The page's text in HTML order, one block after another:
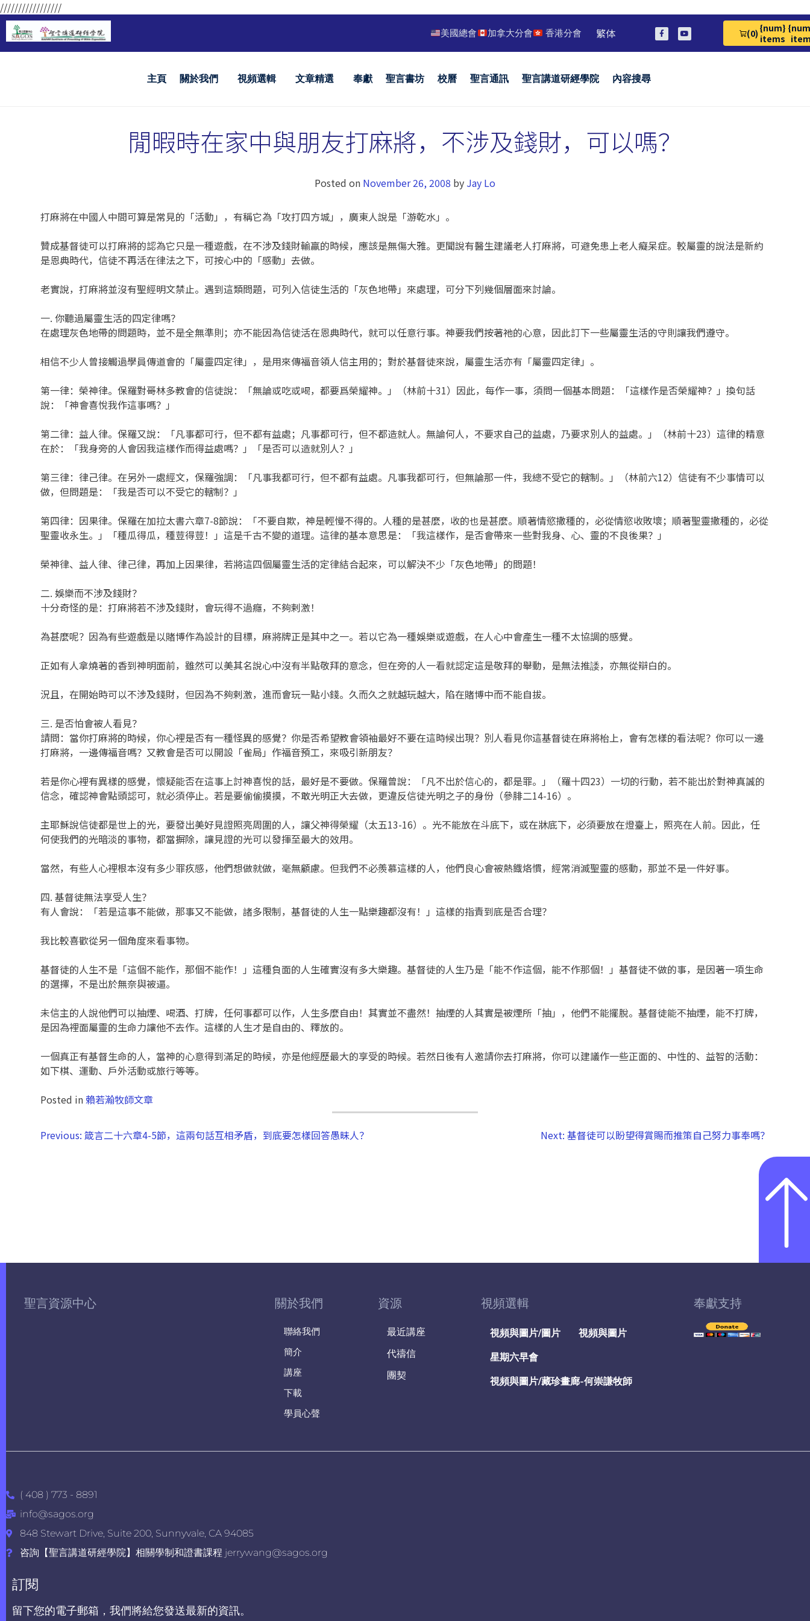
/////////////////
美國總會 加拿大分會 香港分會 繁体 (0)
View Cart 0
{num}
items
主頁 關於我們 視頻選輯 文章精選 奉獻 聖言書坊 校曆 聖言通訊 聖言講道研經學院 內容搜尋
閒暇時在家中與朋友打麻將，不涉及錢財，可以嗎？
Posted on November 26, 2008 by Jay Lo
打麻將在中國人中間可算是常見的「活動」，有稱它為「攻打四方城」，廣東人說是「游乾水」。
贊成基督徒可以打麻將的認為它只是一種遊戲，在不涉及錢財輸羸的時候，應該是無傷大雅。更聞說有醫生建議老人打麻將，可避免患上老人癡呆症。較屬靈的說法是新約
是恩典時代，信徒不再活在律法之下，可按心中的「感動」去做。
老實說，打麻將並沒有聖經明文禁止。遇到這類問題，可列入信徒生活的「灰色地帶」來處理，可分下列幾個層面來討論。
一. 你聽過屬靈生活的四定律嗎？
在處理灰色地帶的問題時，並不是全無準則；亦不能因為信徒活在恩典時代，就可以任意行事。神要我們按著祂的心意，因此訂下一些屬靈生活的守則讓我們遵守。
相信不少人曾接觸過學員傳道會的「屬靈四定律」，是用來傳福音領人信主用的；對於基督徒來說，屬靈生活亦有「屬靈四定律」。
第一律：榮神律。保羅對哥林多教會的信徒說：「無論或吃或喝，都要爲榮耀神。」（林前十31）因此，每作一事，須問一個基本問題：「這樣作是否榮耀神？」換句話
說：「神會喜悅我作這事嗎？」
第二律：益人律。保羅又說：「凡事都可行，但不都有益處；凡事都可行，但不都造就人。無論何人，不要求自己的益處，乃要求別人的益處。」（林前十23）這律的精意
在於：「我身旁的人會因我這樣作而得益處嗎？」「是否可以造就別人？」
第三律：律己律。在另外一處經文，保羅強調：「凡事我都可行，但不都有益處。凡事我都可行，但無論那一件，我總不受它的轄制。」（林前六12）信徒有不少事情可以
做，但問題是：「我是否可以不受它的轄制？」
第四律：因果律。保羅在加拉太書六章7-8節說：「不要自欺，神是輕慢不得的。人種的是甚麼，收的也是甚麼。順著情慾撒種的，必從情慾收敗壞；順著聖靈撒種的，必從
聖靈收永生。」「種瓜得瓜，種荳得荳！」這是千古不變的道理。這律的基本意思是：「我這樣作，是否會帶來一些對我身、心、靈的不良後果？」
榮神律、益人律、律己律，再加上因果律，若將這四個屬靈生活的定律結合起來，可以解決不少「灰色地帶」的問題！
二. 娛樂而不涉及錢財？
十分奇怪的是：打麻將若不涉及錢財，會玩得不過癮，不夠剌激！
為甚麼呢？因為有些遊戲是以賭博作為設計的目標，麻將牌正是其中之一。若以它為一種娛樂或遊戲，在人心中會產生一種不太協調的感覺。
正如有人拿燒著的香到神明面前，雖然可以美其名說心中沒有半點敬拜的意念，但在旁的人一看就認定這是敬拜的舉動，是無法推諉，亦無從辯白的。
況且，在開始時可以不涉及錢財，但因為不夠剌激，進而會玩一點小錢。久而久之就越玩越大，陷在賭博中而不能自拔。
三. 是否怕會被人看見？
請問：當你打麻將的時候，你心裡是否有一種怪異的感覺？你是否希望教會領袖最好不要在這時候出現？別人看見你這基督徒在麻將枱上，會有怎樣的看法呢？你可以一邊
打麻將，一邊傳福音嗎？又教會是否可以開設「雀局」作福音預工，來吸引新朋友？
若是你心裡有異樣的感覺，懷疑能否在這事上討神喜悅的話，最好是不要做。保羅曾說：「凡不出於信心的，都是罪。」（羅十四23）一切的行動，若不能出於對神真誠的
信念，確認神會點頭認可，就必須停止。若是要偷偷摸摸，不敢光明正大去做，更違反信徒光明之子的身份（參腓二14-16）。
主耶穌說信徒都是世上的光，要發出美好見證照亮周圍的人，讓父神得榮耀（太五13-16）。光不能放在斗底下，或在牀底下，必須要放在燈臺上，照亮在人前。因此，任
何使我們的光暗淡的事物，都當摒除，讓見證的光可以發揮至最大的效用。
當然，有些人心裡根本沒有多少罪疚感，他們想做就做，毫無顧慮。但我們不必羨慕這樣的人，他們良心會被熱鐡烙慣，經常消滅聖靈的感動，那並不是一件好事。
四. 基督徒無法享受人生？
有人會說：「若是這事不能做，那事又不能做，諸多限制，基督徒的人生一點樂趣都沒有！」這樣的指責到底是否合理？
我比較喜歡從另一個角度來看事物。
基督徒的人生不是「這個不能作，那個不能作！」這種負面的人生確實沒有多大樂趣。基督徒的人生乃是「能不作這個，能不作那個！」基督徒不做的事，是因著一項生命
的選擇，不是出於無奈與被逼。
未信主的人說他們可以抽煙、喝酒、打牌，任何事都可以作，人生多麼自由！其實並不盡然！抽煙的人其實是被煙所「抽」，他們不能擺脫。基督徒能不抽煙，能不打牌，
是因為裡面屬靈的生命力讓他不去作。這樣的人生才是自由的、釋放的。
一個真正有基督生命的人，當神的心意得到滿足的時候，亦是他經歷最大的享受的時候。若然日後有人邀請你去打麻將，你可以建議作一些正面的、中性的、益智的活動：
如下棋、運動、戶外活動或旅行等等。
Posted in 賴若瀚牧師文章
Previous: 箴言二十六章4-5節，這兩句話互相矛盾，到底要怎樣回答愚昧人？ Next: 基督徒可以盼望得賞賜而推策自己努力事奉嗎？
聖言資源中心 關於我們
聯絡我們
簡介
講座
下載
學員心聲
資源
最近講座
代禱信
團契
視頻選輯
視頻與圖片/圖片
視頻與圖片
星期六早會
視頻與圖片/藏珍畫廊-何崇謙牧師
奉獻支持
( 408 ) 773 - 8891
info@sagos.org
848 Stewart Drive, Suite 200, Sunnyvale, CA 94085
咨詢【聖言講道研經學院】相關學制和證書課程 jerrywang@sagos.org
訂閱
留下您的電子郵箱，我們將給您發送最新的資訊。